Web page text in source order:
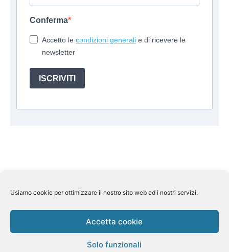
Usiamo cookie per ottimizzare il nostro sito web ed i nostri servizi.
Accetta cookie
Solo funzionali
Conferma
Accetto le condizioni generali e di ricevere le
newsletter
ISCRIVITI
Suite Travel byHelkin SrlVia Aurelio Saffi, 10 00015
Licenza Regione Lombardia n 269858
1/85078/319/180904343/4 Fondo di garanzia Fondo Vacanze
Felici n. 2410